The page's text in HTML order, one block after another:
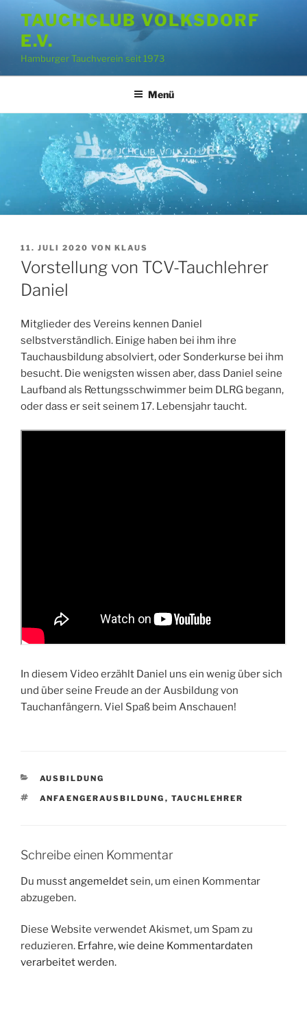
Inhalt
springen
TAUCHCLUB VOLKSDORF
E.V.
Hamburger Tauchverein seit 1973
Menü
VERÖFFENTLICHT
AM
11. JULI 2020 VON KLAUS
Vorstellung von TCV-Tauchlehrer
Daniel
Mitglieder des Vereins kennen Daniel
selbstverständlich. Einige haben bei ihm ihre
Tauchausbildung absolviert, oder Sonderkurse bei ihm
besucht. Die wenigsten wissen aber, dass Daniel seine
Laufband als Rettungsschwimmer beim DLRG begann,
oder dass er seit seinem 17. Lebensjahr taucht.
In diesem Video erzählt Daniel uns ein wenig über sich
und über seine Freude an der Ausbildung von
Tauchanfängern. Viel Spaß beim Anschauen!
KATEGORIEN
AUSBILDUNG
SCHLAGWÖRTER
ANFAENGERAUSBILDUNG , TAUCHLEHRER
Schreibe einen Kommentar
Du musstangemeldetsein, um einen Kommentar
abzugeben.
Diese Website verwendet Akismet, um Spam zu
reduzieren. Erfahre, wie deine Kommentardaten
verarbeitet werden.